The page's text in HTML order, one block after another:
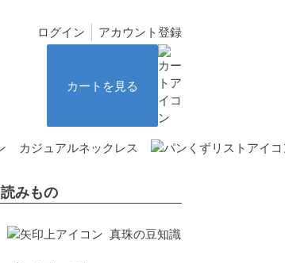
ログイン アカウント登録
カートを見る
カジュアルネックレス
読みもの
真珠の豆知識